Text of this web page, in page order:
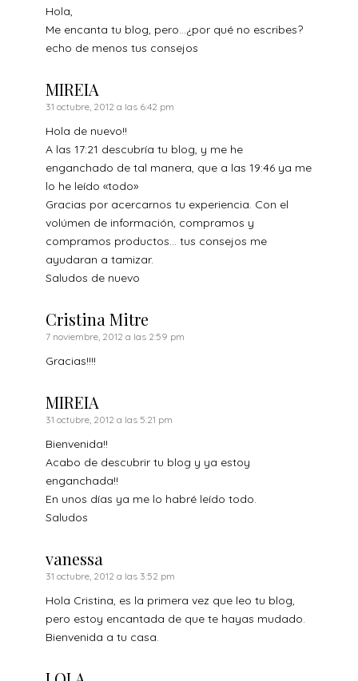
Hola,
Me encanta tu blog, pero…¿por qué no escribes?
echo de menos tus consejos
MIREIA
31 octubre, 2012 a las 6:42 pm
Hola de nuevo!!
A las 17:21 descubría tu blog, y me he
enganchado de tal manera, que a las 19:46 ya me
lo he leído «todo»
Gracias por acercarnos tu experiencia. Con el
volúmen de información, compramos y
compramos productos… tus consejos me
ayudaran a tamizar.
Saludos de nuevo
Cristina Mitre
7 noviembre, 2012 a las 2:59 pm
Gracias!!!!
MIREIA
31 octubre, 2012 a las 5:21 pm
Bienvenida!!
Acabo de descubrir tu blog y ya estoy
enganchada!!
En unos días ya me lo habré leído todo.
Saludos
vanessa
31 octubre, 2012 a las 3:52 pm
Hola Cristina, es la primera vez que leo tu blog,
pero estoy encantada de que te hayas mudado.
Bienvenida a tu casa.